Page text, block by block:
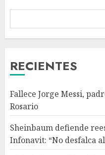
RECIENTES
Fallece Jorge Messi,
Rosario
Sheinbaum defiende
Infonavit: “No desfalca
de
4
M4,